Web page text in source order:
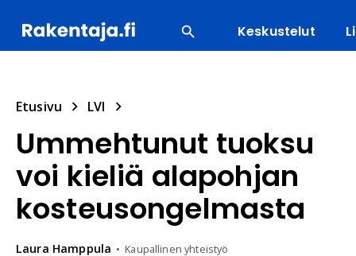
Keskustelut
Etusivu LVI
Ummehtunut tuoksu
voi kieliä alapohjan
kosteusongelmasta
Laura Hamppula
Kaupallinen yhteistyö